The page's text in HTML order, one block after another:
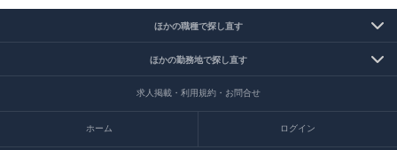
ほかの職種で探し直す
ほかの勤務地で探し直す
求人掲載・利用規約・お問合せ
ホーム ログイン